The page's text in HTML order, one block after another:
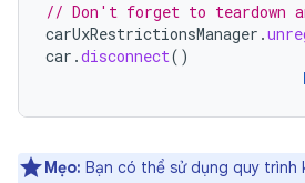
// Don't forget to teardown
carUxRestrictionsManager .
car .disconnect()
Mẹo: Bạn có thể sử dụng quy trình